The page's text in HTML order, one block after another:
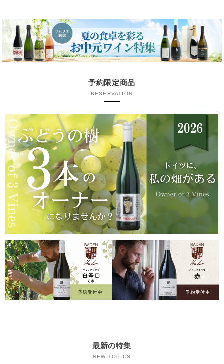
予約限定商品
RESERVATION
最新の特集
NEW TOPICS